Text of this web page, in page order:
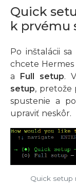
Quick
k prvému
Po inštalácii
chcete Hermes
a Full setup.
setup, pretože
spustenie a
upraviť neskôr.
Quick setup